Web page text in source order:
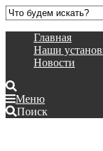
Главная
Наши
Новости
Меню
Поиск